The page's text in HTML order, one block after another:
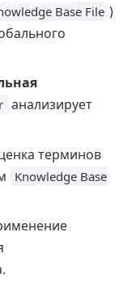
Base File )
анализирует
терминов
Knowledge Base